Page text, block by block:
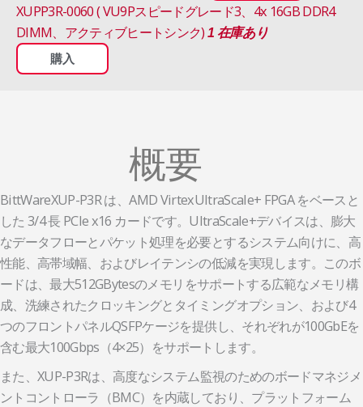
XUPP3R-0060 ( VU9Pスピードグレード3、4x 16GB DDR4
DIMM、アクティブヒートシンク)1 在庫あり
購入
概要
BittWareXUP-P3R は、AMD VirtexUltraScale+ FPGA をベースと
した 3/4 長 PCIe x16 カードです。UltraScale+デバイスは、膨大
なデータフローとパケット処理を必要とするシステム向けに、高
性能、高帯域幅、およびレイテンシの低減を実現します。このボ
ードは、最大512GBytesのメモリをサポートする広範なメモリ構
成、洗練されたクロッキングとタイミングオプション、および4
つのフロントパネルQSFPケージを提供し、それぞれが100GbEを
含む最大100Gbps（4×25）をサポートします。
また、XUP-P3Rは、高度なシステム監視のためのボードマネジメ
ントコントローラ（BMC）を内蔵しており、プラットフォーム